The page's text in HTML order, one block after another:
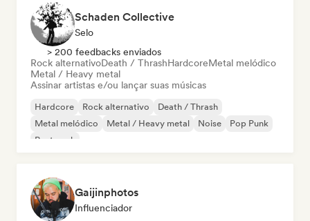
Schaden Collective
Selo
> 200 feedbacks enviados
Rock alternativoDeath / ThrashHardcoreMetal melódico
Metal / Heavy metal
Assinar artistas e/ou lançar suas músicas
Hardcore Rock alternativo
Death / Thrash
Metal melódico
Metal / Heavy metal Noise
Pop Punk
Post punk
Gaijinphotos
Influenciador